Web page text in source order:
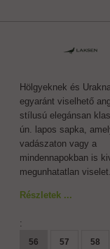
Hölgyeknek és
egyaránt viselhető
stílusú elegánsan
ún. lapos sapka,
vadászaton vagy a
mindennapokban is
megunhatatlan viselet.
Részletek ...
:
56 57 58